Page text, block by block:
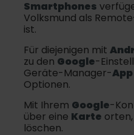
Smartphones
Volksmund als
ist.
Für diejenigen mit
zu den Google-
Geräte-Manager-App
Optionen.
Mit Ihrem Google-
über eine Karte
löschen.